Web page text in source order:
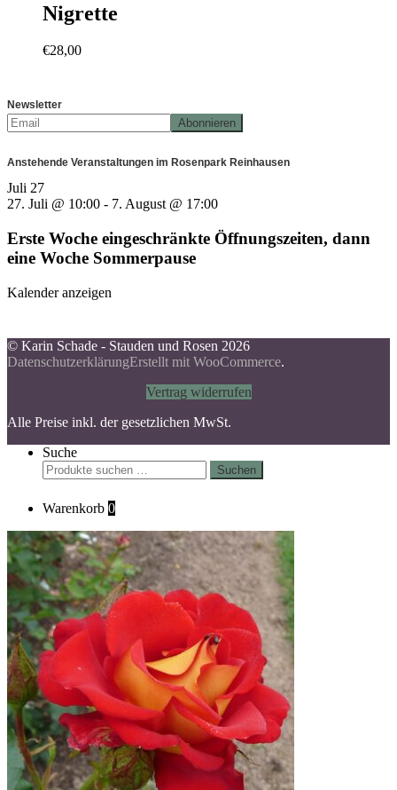
Nigrette
€28,00
Newsletter
Anstehende Veranstaltungen im Rosenpark Reinhausen
Juli 27
27. Juli @ 10:00 - 7. August @ 17:00
Erste Woche eingeschränkte Öffnungszeiten, dann
eine Woche Sommerpause
Kalender anzeigen
© Karin Schade - Stauden und Rosen 2026
DatenschutzerklärungErstellt mit WooCommerce.
Vertrag widerrufen
Alle Preise inkl. der gesetzlichen MwSt.
Suche
Suchen
nach:
Suchen
Warenkorb 0